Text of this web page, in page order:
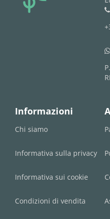
phone
whatsapp
Informazioni
Chi siamo
Informativa sulla privacy
Informativa sui cookie
Condizioni di vendita